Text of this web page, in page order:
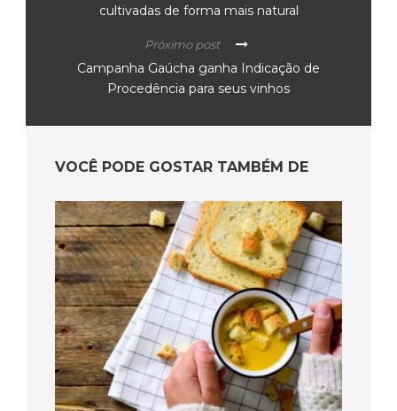
cultivadas de forma mais natural
Próximo post
Campanha Gaúcha ganha Indicação de
Procedência para seus vinhos
VOCÊ PODE GOSTAR TAMBÉM DE